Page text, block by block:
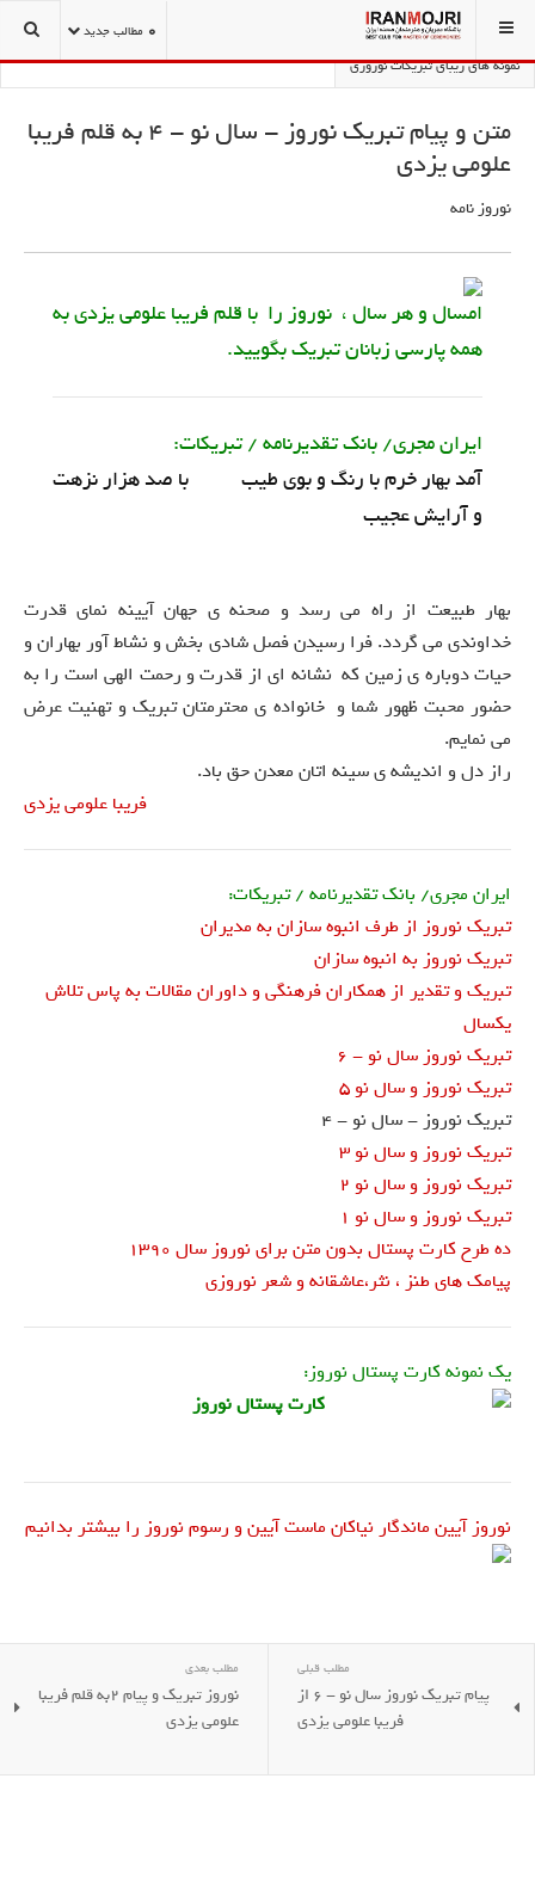
0 مطالب جدید شما اینجا هستید: 1001 نکته مجریگری و سخنوری
نمونه های زیبای تبریکات نوروزی
متن و پیام تبریک نوروز - سال نو - 4 به قلم فریبا
علومی یزدی
نوروز نامه
امسال و هر سال ، نوروز را با قلم فریبا علومی یزدی به
همه پارسی زبانان تبریک بگویید.
ایران مجری/ بانک تقدیرنامه / تبریکات:
آمد بهار خرم با رنگ و بوی طیب با صد هزار نزهت
و آرایش عجیب
بهار طبیعت از راه می رسد و صحنه ی جهان آیینه نمای قدرت
خداوندی می گردد. فرا رسیدن فصل شادی بخش و نشاط آور بهاران و
حیات دوباره ی زمین که نشانه ای از قدرت و رحمت الهی است را به
حضور محبت ظهور شما و خانواده ی محترمتان تبریک و تهنیت عرض
می نمایم.
راز دل و اندیشه ی سینه اتان معدن حق باد.
فریبا علومی یزدی
ایران مجری/ بانک تقدیرنامه / تبریکات:
تبریک نوروز از طرف انبوه سازان به مدیران
تبریک نوروز به انبوه سازان
تبریک و تقدیر از همکاران فرهنگی و داوران مقالات به پاس تلاش
یکسال
تبریک نوروز سال نو - 6
تبریک نوروز و سال نو 5
تبریک نوروز - سال نو - 4
تبریک نوروز و سال نو 3
تبریک نوروز و سال نو 2
تبریک نوروز و سال نو 1
ده طرح کارت پستال بدون متن برای نوروز سال 1390
پیامک های طنز ، نثر،عاشقانه و شعر نوروزی
یک نمونه کارت پستال نوروز:
نوروز آیین ماندگار نیاکان ماست آیین و رسوم نوروز را بیشتر بدانیم
مطلب قبلی
پیام تبریک نوروز سال نو - 6 از
فریبا علومی یزدی
مطلب بعدی
نوروز تبریک و پیام 2به قلم فریبا
علومی یزدی